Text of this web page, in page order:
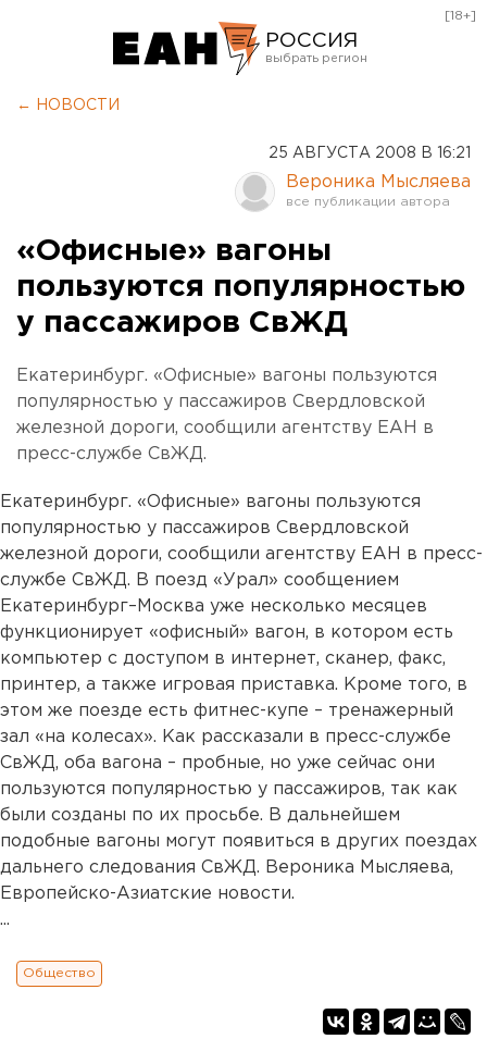
РОССИЯ
Оренбург
[18+]
← НОВОСТИ
25 АВГУСТА 2008 В 16:21
Вероника Мысляева
«Офисные» вагоны
пользуются популярностью
у пассажиров СвЖД
Екатеринбург. «Офисные» вагоны пользуются
популярностью у пассажиров Свердловской
железной дороги, сообщили агентству ЕАН в
пресс-службе СвЖД.
Екатеринбург. «Офисные» вагоны пользуются
популярностью у пассажиров Свердловской
железной дороги, сообщили агентству ЕАН в пресс-
службе СвЖД. В поезд «Урал» сообщением
Екатеринбург–Москва уже несколько месяцев
функционирует «офисный» вагон, в котором есть
компьютер с доступом в интернет, сканер, факс,
принтер, а также игровая приставка. Кроме того, в
этом же поезде есть фитнес-купе – тренажерный
зал «на колесах». Как рассказали в пресс-службе
СвЖД, оба вагона – пробные, но уже сейчас они
пользуются популярностью у пассажиров, так как
были созданы по их просьбе. В дальнейшем
подобные вагоны могут появиться в других поездах
дальнего следования СвЖД. Вероника Мысляева,
Европейско-Азиатские новости.
...
Общество